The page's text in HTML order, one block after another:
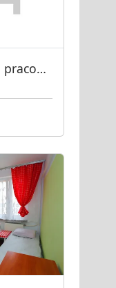
Wroclaw hostel pracowniczy